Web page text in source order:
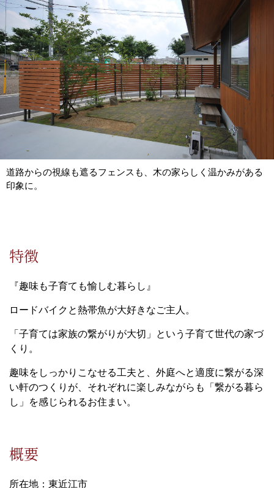
道路からの視線も遮るフェンスも、木の家らしく温かみがある
印象に。
特徴
『趣味も子育ても愉しむ暮らし』
ロードバイクと熱帯魚が大好きなご主人。
「子育ては家族の繋がりが大切」という子育て世代の家づ
くり。
趣味をしっかりこなせる工夫と、外庭へと適度に繋がる深
い軒のつくりが、それぞれに楽しみながらも「繋がる暮ら
し」を感じられるお住まい。
概要
所在地：東近江市